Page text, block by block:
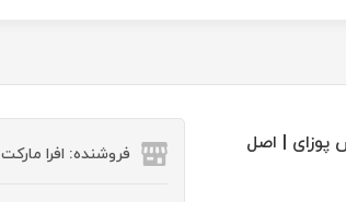
فروشنده: افرا مارکت